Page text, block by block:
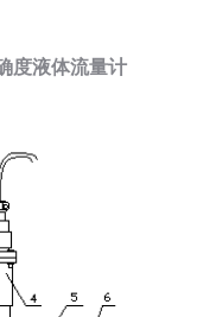
度液体流量计